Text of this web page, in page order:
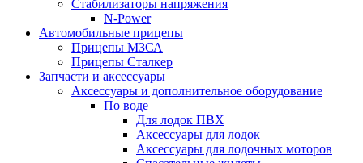
Стабилизаторы напряжения
N-Power
Автомобильные прицепы
Прицепы МЗСА
Прицепы Сталкер
Запчасти и аксессуары
Аксессуары и дополнительное оборудование
По воде
Для лодок ПВХ
Аксессуары для лодок
Аксессуары для лодочных моторов